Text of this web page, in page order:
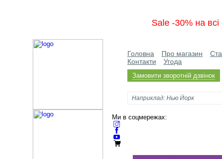
Sale -30% на
Головна Про магазин
Контакти
Угода
Замовити зворотній дзвінок
Ми в соцмережах: